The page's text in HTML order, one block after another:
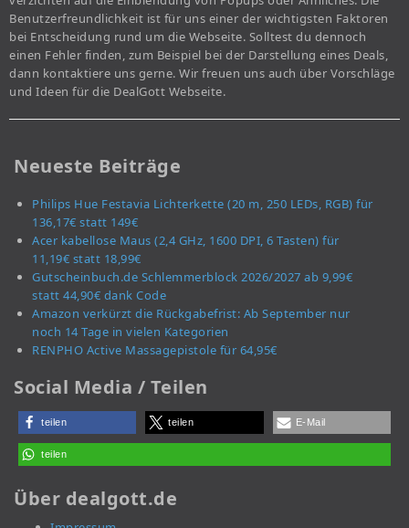
Benutzerfreundlichkeit ist für uns einer der wichtigsten Faktoren
bei Entscheidung rund um die Webseite. Solltest du dennoch
einen Fehler finden, zum Beispiel bei der Darstellung eines Deals,
dann kontaktiere uns gerne. Wir freuen uns auch über Vorschläge
und Ideen für die DealGott Webseite.
Neueste Beiträge
Philips Hue Festavia Lichterkette (20 m, 250 LEDs, RGB) für
136,17€ statt 149€
Acer kabellose Maus (2,4 GHz, 1600 DPI, 6 Tasten) für
11,19€ statt 18,99€
Gutscheinbuch.de Schlemmerblock 2026/2027 ab 9,99€
statt 44,90€ dank Code
Amazon verkürzt die Rückgabefrist: Ab September nur
noch 14 Tage in vielen Kategorien
RENPHO Active Massagepistole für 64,95€
Social Media / Teilen
teilen teilen E-Mail
teilen
Über dealgott.de